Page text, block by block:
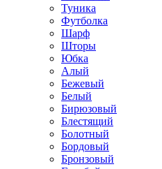
Туника
Футболка
Шарф
Шторы
Юбка
Алый
Бежевый
Белый
Бирюзовый
Блестящий
Болотный
Бордовый
Бронзовый